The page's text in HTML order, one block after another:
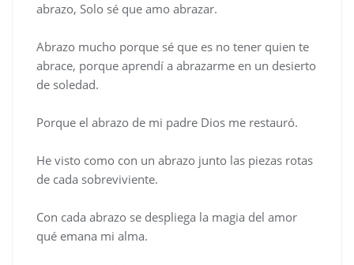
abrazo, Solo sé que amo abrazar.
Abrazo mucho porque sé que es no tener quien te
abrace, porque aprendí a abrazarme en un desierto
de soledad.
Porque el abrazo de mi padre Dios me restauró.
He visto como con un abrazo junto las piezas rotas
de cada sobreviviente.
Con cada abrazo se despliega la magia del amor
qué emana mi alma.